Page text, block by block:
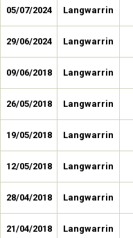
05/07/2024 Langwarrin
29/06/2024 Langwarrin
09/06/2018 Langwarrin
26/05/2018 Langwarrin
19/05/2018 Langwarrin
12/05/2018 Langwarrin
28/04/2018 Langwarrin
21/04/2018 Langwarrin